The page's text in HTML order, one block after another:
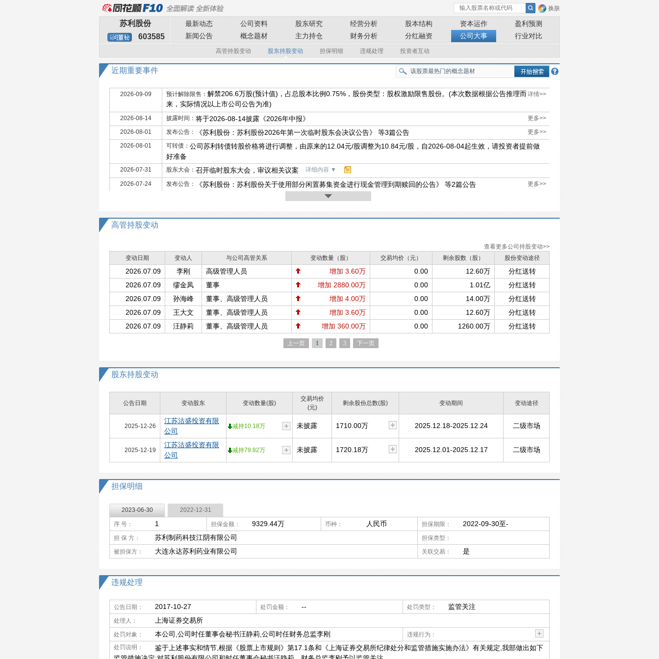
换肤
苏利股份
603585
最新动态 公司资料 股东研究 经营分析 股本结构 资本运作
盈利预测
新闻公告
概念题材 主力持仓 财务分析 分红融资 公司大事 行业对比
高管持股变动 股东持股变动 担保明细 违规处理 投资者互动
近期重要事件
2026-09-09 预计解除限售： 详情>>
解禁206.6万股(预计值)，占总股本比例0.75%，股份类型：股权激励限售股份。(本次数据根据公告推理而
来，实际情况以上市公司公告为准)
2026-08-14 披露时间： 更多>>
将于2026-08-14披露《2026年中报》
2026-08-01 发布公告： 更多>>
《苏利股份：苏利股份2026年第一次临时股东会决议公告》 等3篇公告
2026-08-01 可转债： 公司苏利转债转股价格将进行调整，由原来的12.04元/股调整为10.84元/股，自2026-08-04起生效，请投资者提前做
好准备
2026-07-31 股东大会： 召开临时股东大会，审议相关议案 详细内容 ▼
2026-07-24 发布公告： 更多>>
《苏利股份：苏利股份关于使用部分闲置募集资金进行现金管理到期赎回的公告》 等2篇公告
高管持股变动
查看更多公司持股变动>>
变动日期
变动人 与公司高管关系 变动数量（股） 交易均价（元） 剩余股数（股） 股份变动途径
2026.07.09 李刚 高级管理人员 增加 3.60万 0.00 12.60万
分红送转
2026.07.09
缪金凤 董事 增加 2880.00万 0.00 1.01亿
分红送转
2026.07.09
孙海峰 董事、高级管理人员 增加 4.00万 0.00 14.00万
分红送转
2026.07.09
王大文 董事、高级管理人员 增加 3.60万 0.00 12.60万
分红送转
2026.07.09
汪静莉 董事、高级管理人员 增加 360.00万 0.00 1260.00万 分红送转
上一页 1 2 3 下一页
股东持股变动
公告日期 变动股东 变动数量(股)
交易均价
(元)
剩余股份总数(股) 变动期间 变动途径
2025-12-26
江苏沽盛投资有限
公司
减持10.18万 未披露 1710.00万 2025.12.18-2025.12.24 二级市场
2025-12-19
江苏沽盛投资有限
公司
减持79.82万 未披露 1720.18万 2025.12.01-2025.12.17 二级市场
担保明细
2023-06-30 2022-12-31
序 号： 1 担保金额： 9329.44万 币种： 人民币 担保期限： 2022-09-30至-
担 保 方： 苏利制药科技江阴有限公司
担保类型：
被担保方：
大连永达苏利药业有限公司 关联交易： 是
违规处理
公告日期： 2017-10-27 处罚金额： -- 处罚类型： 监管关注
处理人： 上海证券交易所
处罚对象： 本公司,公司时任董事会秘书汪静莉,公司时任财务总监李刚
违规行为：
处罚说明：
鉴于上述事实和情节,根据《股票上市规则》第17.1条和《上海证券交易所纪律处分和监管措施实施办法》有关规定,我部做出如下